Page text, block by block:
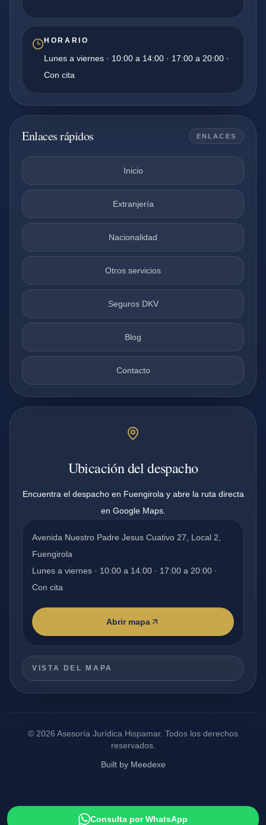
HORARIO
Lunes a viernes · 10:00 a 14:00 · 17:00 a 20:00 ·
Con cita
Enlaces rápidos ENLACES
Inicio
Extranjería
Nacionalidad
Otros servicios
Seguros DKV
Blog
Contacto
Ubicación del despacho
Encuentra el despacho en Fuengirola y abre la ruta directa
en Google Maps.
Avenida Nuestro Padre Jesus Cuativo 27, Local 2,
Fuengirola
Lunes a viernes · 10:00 a 14:00 · 17:00 a 20:00 ·
Con cita
Abrir mapa
VISTA DEL MAPA
© 2026 Asesoría Jurídica Hispamar. Todos los derechos
reservados.
Built by Meedexe
Consulta por WhatsApp